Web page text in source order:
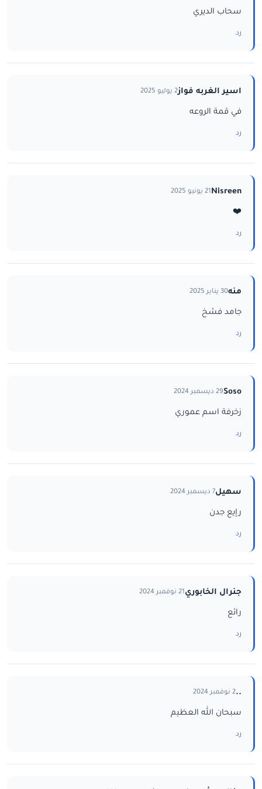
سحاب الديري
رد
اسير الغربه فواز2 يوليو 2025
في قمة الروعه
رد
Nisreen21 يونيو 2025
❤️
رد
منه30 يناير 2025
جامد فشخ
رد
Soso29 ديسمبر 2024
زخرفة اسم عموري
رد
سهيل7 ديسمبر 2024
رإيع جدن
رد
جنرال الخابوري21 نوفمبر 2024
رائع
رد
..2 نوفمبر 2024
سبحان الله العظيم
رد